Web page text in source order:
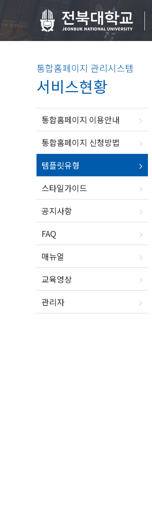
통합홈페이지 관리시스템
서비스현황
통합홈페이지 이용안내
통합홈페이지 신청방법
템플릿유형
스타일가이드
공지사항
FAQ
매뉴얼
교육영상
관리자